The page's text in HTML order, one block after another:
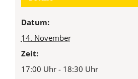
Datum:
14. November
Zeit:
17:00 Uhr - 18:30 Uhr